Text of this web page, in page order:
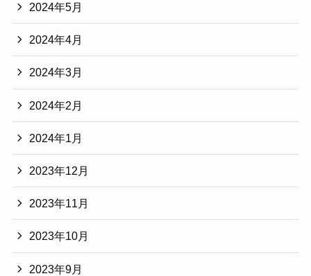
2024年5月
2024年4月
2024年3月
2024年2月
2024年1月
2023年12月
2023年11月
2023年10月
2023年9月